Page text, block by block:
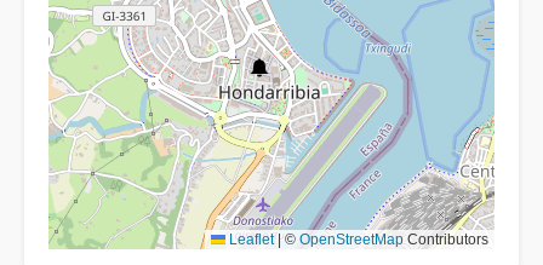
Leaflet © OpenStreetMap Contributors